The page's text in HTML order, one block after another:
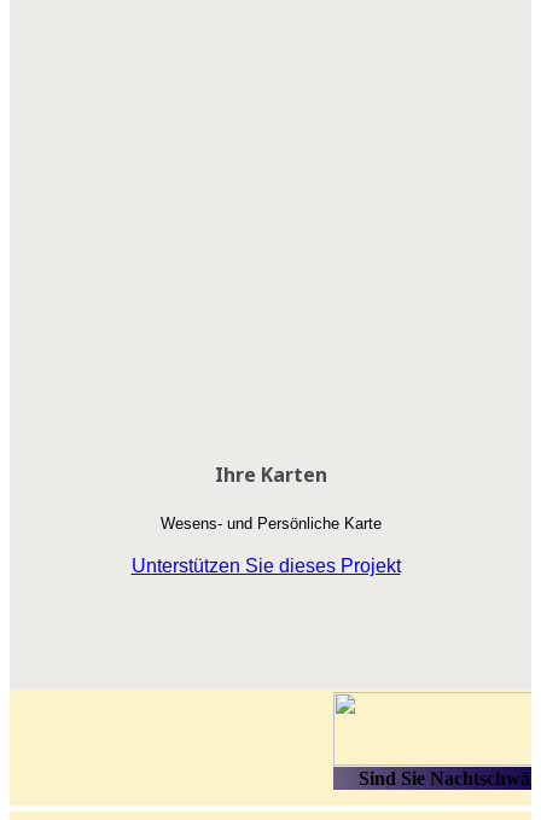
Ihre Karten
Wesens- und Persönliche Karte
Unterstützen Sie dieses Projekt